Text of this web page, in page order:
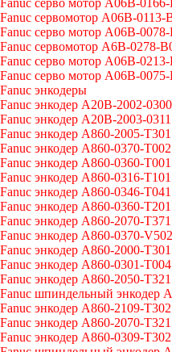
Fanuc серво мотор A06B-
Fanuc сервомотор A06B-0113-
Fanuc серво мотор A06B-
Fanuc сервомотор A6B-0278-
Fanuc серво мотор A06B-
Fanuc серво мотор A06B-
Fanuc энкодеры
Fanuc энкодер A20B-2002-0300
Fanuc энкодер A20B-2003-0311
Fanuc энкодер A860-2005-T301
Fanuc энкодер A860-0370-T002
Fanuc энкодер A860-0360-T001
Fanuc энкодер A860-0316-T101
Fanuc энкодер A860-0346-T041
Fanuc энкодер A860-0360-T201
Fanuc энкодер A860-2070-T371
Fanuc энкодер A860-0370-V502
Fanuc энкодер A860-2000-T301
Fanuc энкодер A860-0301-T004
Fanuc энкодер A860-2050-T321
Fanuc шпиндельный энкодер
Fanuc энкодер A860-2109-T302
Fanuc энкодер A860-2070-T321
Fanuc энкодер A860-0309-T302